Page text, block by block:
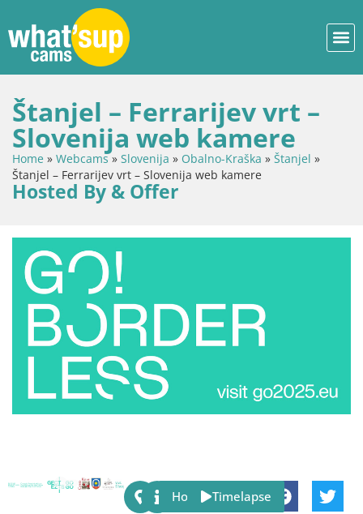
Štanjel – Ferrarijev vrt –
Slovenija web kamere
Home » Webcams» Slovenija » Obalno-Kraška » Štanjel »
Štanjel – Ferrarijev vrt – Slovenija web kamere
Hosted By & Offer
Share:
Host Timelapse